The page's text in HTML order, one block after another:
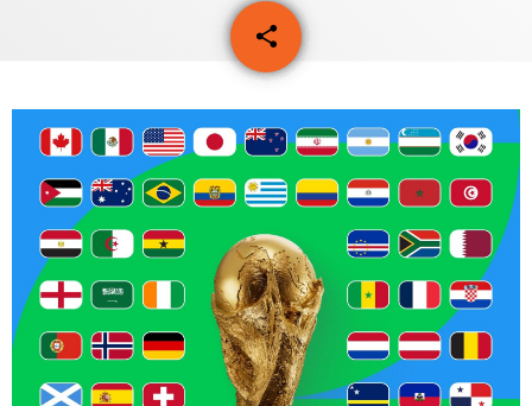
PROGRAMAS
VIDEOS
EVENTOS
CONTACTOS
PORTUGUÊS keyboard_arrow_down
share
email